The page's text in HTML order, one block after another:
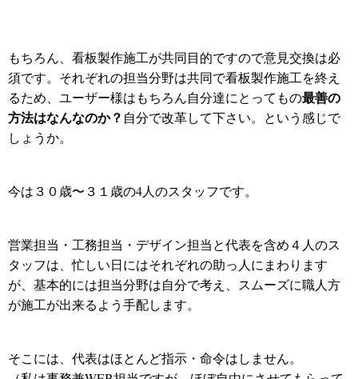
もちろん、看板製作施工が共同目的ですので意見交換は必
須です。それぞれの担当分野は共同で看板製作施工を終え
るため、ユーザー様はもちろん自分達にとってもの最善の
方法はなんなのか？ 自分で改革して下さい。という感じで
しょうか。
今は３０歳〜３１歳の4人のスタッフです。
営業担当・工務担当・デザイン担当と代表を含め４人のス
タッフは、忙しい日にはそれぞれの助っ人にまわります
が、基本的には担当分野は自分で考え、スムーズに職人方
が施工が出来るよう手配します。
そこには、代表はほとんど指示・命令はしません。